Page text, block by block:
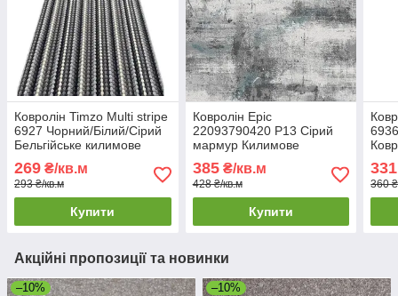
Ковролін Timzo Multi stripe
6927 Чорний/Білий/Сірий
Бельгійське килимове
покриття Виставковий
ковролін
269 ₴/кв.м
293 ₴/кв.м
Купити
Ковролін Epic
22093790420 P13 Сірий
мармур Килимове
покриття для підлоги для
кімнати Ковролін
побутовий
385₴/кв.м
428 ₴/кв.м
Купити
331
360
Акційні пропозиції та новинки
–10% –10%